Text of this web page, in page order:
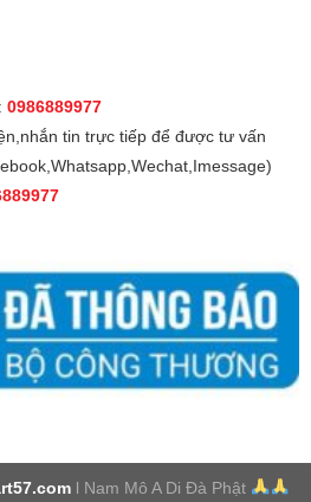
0986889977
tin trực tiếp để được tư vấn
l Nam Mô A Di Đà Phật